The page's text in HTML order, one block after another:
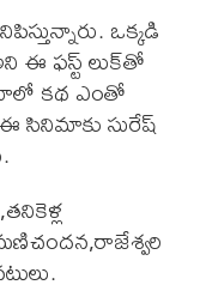
ఒక్కడి
ఈ ఫస్ట్ లుక్‌తో
కథ ఎంతో
ఈ సినిమాకు సురేష్‌